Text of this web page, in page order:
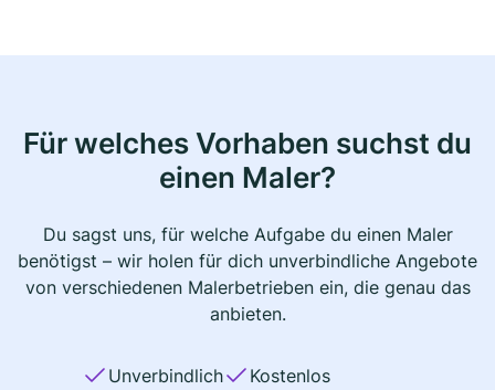
Für welches Vorhaben suchst du
einen Maler?
Du sagst uns, für welche Aufgabe du einen Maler
benötigst – wir holen für dich unverbindliche Angebote
von verschiedenen Malerbetrieben ein, die genau das
anbieten.
Unverbindlich
Kostenlos